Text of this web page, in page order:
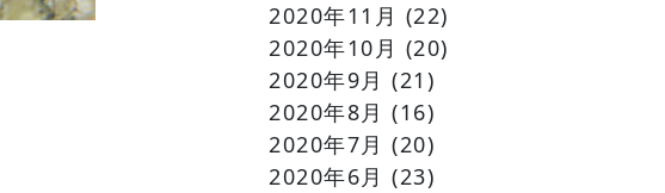
2020年11月 (22)
2020年10月 (20)
2020年9月 (21)
2020年8月 (16)
2020年7月 (20)
2020年6月 (23)